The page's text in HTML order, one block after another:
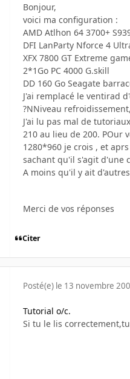
Bonjour,
voici ma configuration :
AMD Atlhon 64 3700+
DFI LanParty Nforce 4
XFX 7800 GT Extreme
2*1Go PC 4000 G.skill
DD 160 Go Seagate
J'ai remplacé le ventirad
?NNiveau
J'ai lu pas mal de
210 au lieu de 200. POur
1280*960 je crois , et
sachant qu'il s'agit d'une
A moins qu'il y ait
Merci de vos réponses
Citer
Posté(e) le 13 novembre
Tutorial o/c.
Si tu le lis